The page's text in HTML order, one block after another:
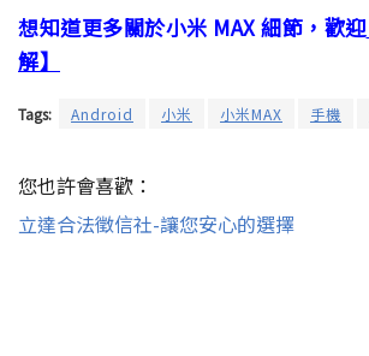
想知道更多關於小米 MAX 細節，歡迎
解】
Tags: Android 小米 小米MAX 手機
您也許會喜歡：
立達合法徵信社-讓您安心的選擇